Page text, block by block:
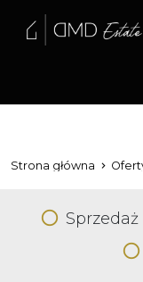
Strona główna
Sprzedaż